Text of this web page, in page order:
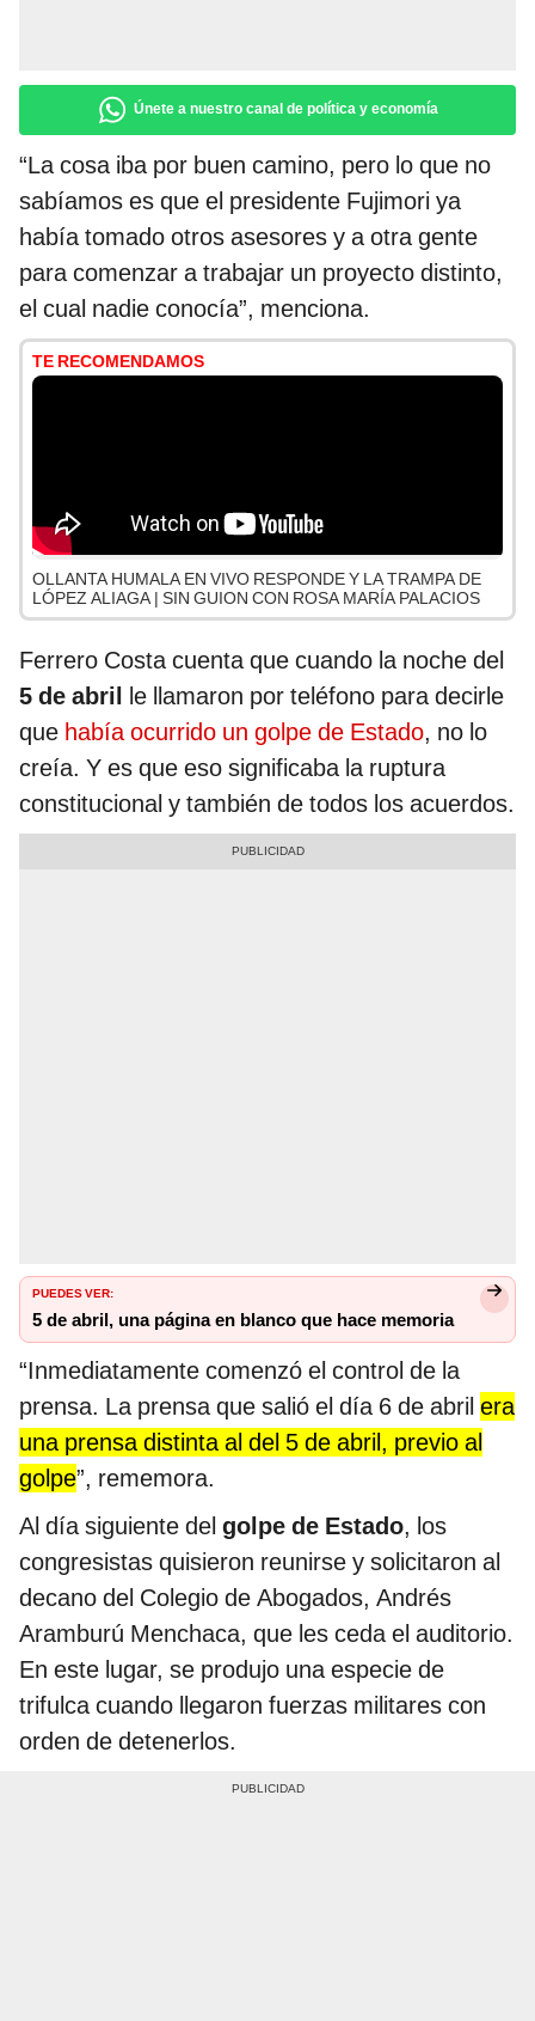
Únete a nuestro canal de política y economía
“La cosa iba por buen camino, pero lo que no
sabíamos es que el presidente Fujimori ya
había tomado otros asesores y a otra gente
para comenzar a trabajar un proyecto distinto,
el cual nadie conocía”, menciona.
TE RECOMENDAMOS
OLLANTA HUMALA EN VIVO RESPONDE Y LA TRAMPA DE
LÓPEZ ALIAGA | SIN GUION CON ROSA MARÍA PALACIOS
Ferrero Costa cuenta que cuando la noche del
5 de abril le llamaron por teléfono para decirle
que había ocurrido un golpe de Estado, no lo
creía. Y es que eso significaba la ruptura
constitucional y también de todos los acuerdos.
PUEDES VER:
5 de abril, una página en blanco que hace memoria
“Inmediatamente comenzó el control de la
prensa. La prensa que salió el día 6 de abril era
una prensa distinta al del 5 de abril, previo al
golpe”, rememora.
Al día siguiente del golpe de Estado, los
congresistas quisieron reunirse y solicitaron al
decano del Colegio de Abogados, Andrés
Aramburú Menchaca, que les ceda el auditorio.
En este lugar, se produjo una especie de
trifulca cuando llegaron fuerzas militares con
orden de detenerlos.